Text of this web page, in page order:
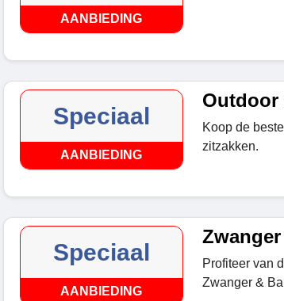
AANBIEDING
Speciaal
AANBIEDING
Outdoor
Koop de
zitzakken.
Speciaal
AANBIEDING
Profiteer van
Zwanger &